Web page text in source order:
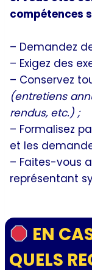
compétences
– Demandez
– Exigez des
– Conservez
(entretiens
rendus, etc.) ;
– Formalisez
et les
– Faites-vous
représentant
EN
QUELS